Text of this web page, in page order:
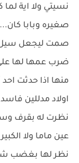
نسيتي ولا اية لما
صغيره وبابا
صمت ليجعل سيل
ضرب عمها لها
منها اذا حدثت
اولاد مدللين
نظرت له بقرف
عين ماما ولا
نظر لها بغضب